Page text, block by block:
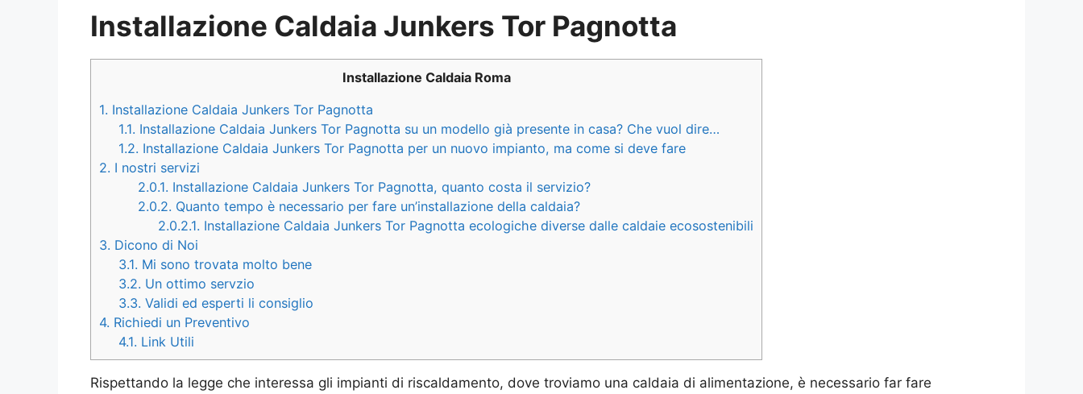
Installazione Caldaia Junkers Tor Pagnotta
Installazione Caldaia Roma
1. Installazione Caldaia Junkers Tor Pagnotta
1.1. Installazione Caldaia Junkers Tor Pagnotta su un modello già presente in casa? Che vuol dire…
1.2. Installazione Caldaia Junkers Tor Pagnotta per un nuovo impianto, ma come si deve fare
2. I nostri servizi
2.0.1. Installazione Caldaia Junkers Tor Pagnotta, quanto costa il servizio?
2.0.2. Quanto tempo è necessario per fare un’installazione della caldaia?
2.0.2.1. Installazione Caldaia Junkers Tor Pagnotta ecologiche diverse dalle caldaie ecosostenibili
3. Dicono di Noi
3.1. Mi sono trovata molto bene
3.2. Un ottimo servzio
3.3. Validi ed esperti li consiglio
4. Richiedi un Preventivo
4.1. Link Utili
Rispettando la legge che interessa gli impianti di riscaldamento, dove troviamo una caldaia di alimentazione, è necessario far fare